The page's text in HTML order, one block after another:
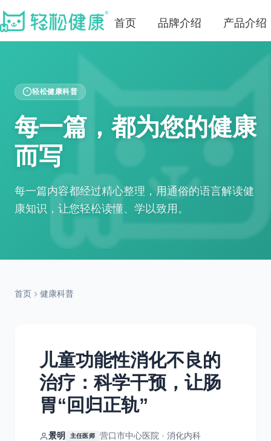
首页 品牌介绍 产品介绍
轻松健康科普
每一篇，都为您的健康
而写
每一篇内容都经过精心整理，用通俗的语言解读健
康知识，让您轻松读懂、学以致用。
首页 健康科普
儿童功能性消化不良的
治疗：科学干预，让肠
胃“回归正轨”
景明 主任医师
营口市中心医院 · 消化内科